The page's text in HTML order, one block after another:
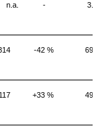
n.a. - 3.1
-42 % 699
117 +33 % 497